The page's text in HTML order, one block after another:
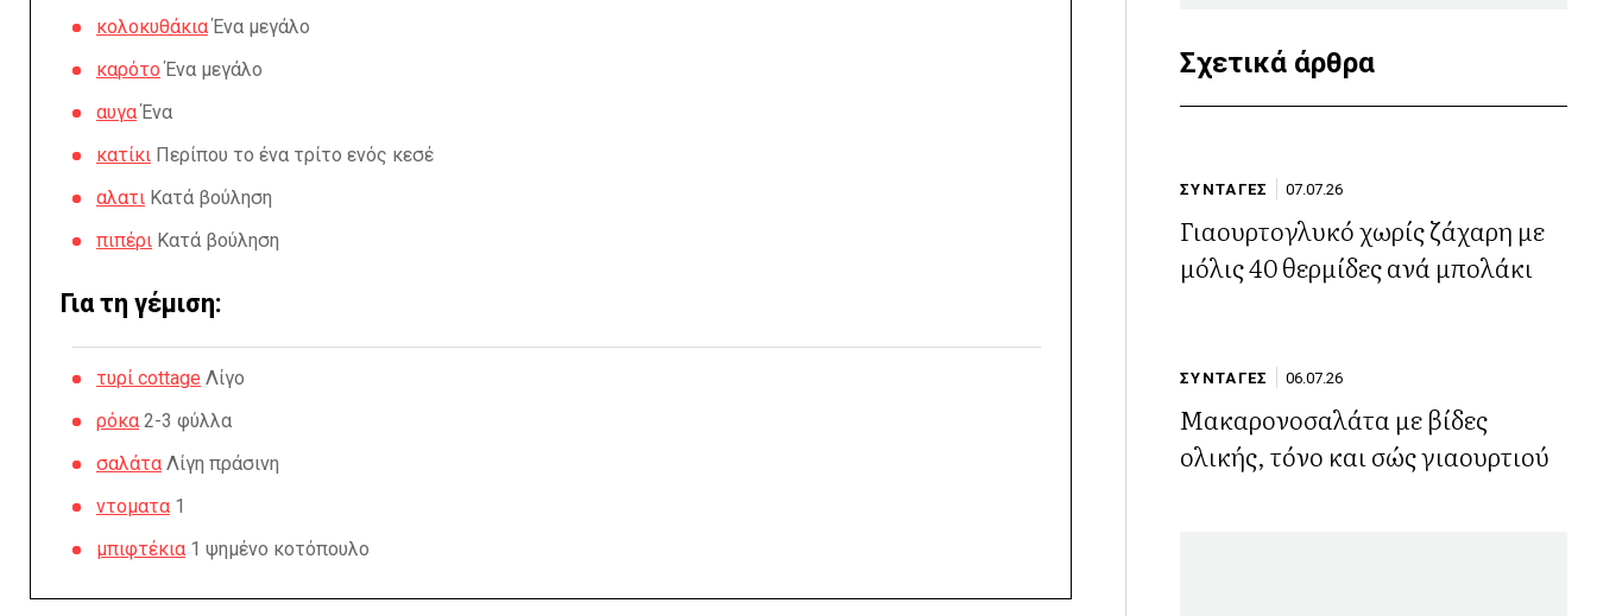
κολοκυθάκιαΈνα μεγάλο
καρότοΈνα μεγάλο
αυγαΈνα
κατίκι Περίπου το ένα τρίτο ενός κεσέ
αλατι Κατά βούληση
πιπέρι Κατά βούληση
Για τη γέμιση:
τυρί cottage Λίγο
ρόκα 2-3 φύλλα
σαλάτα Λίγη πράσινη
ντοματα 1
μπιφτέκια 1 ψημένο κοτόπουλο
Σχετικά άρθρα
ΣΥΝΤΑΓΕΣ 07.07.26
Γιαουρτογλυκό χωρίς ζάχαρη με
μόλις 40 θερμίδες ανά μπολάκι
ΣΥΝΤΑΓΕΣ 06.07.26
Μακαρονοσαλάτα με βίδες
ολικής, τόνο και σώς γιαουρτιού